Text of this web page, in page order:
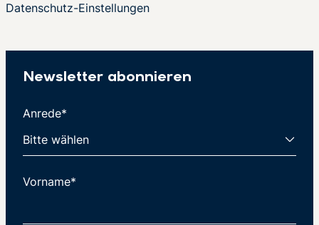
Datenschutz-Einstellungen
Newsletter abonnieren
Anrede*
Vorname*